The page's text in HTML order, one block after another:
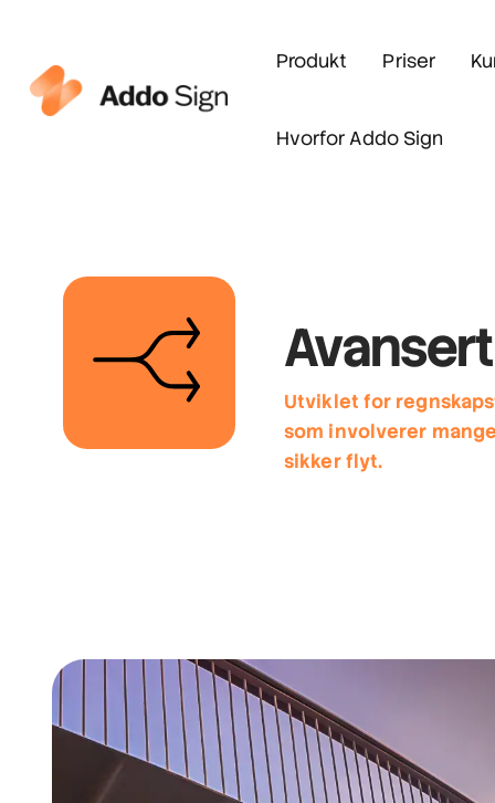
Produkt Priser
Hvorfor Addo Sign
Utviklet for
som involverer
sikker flyt.